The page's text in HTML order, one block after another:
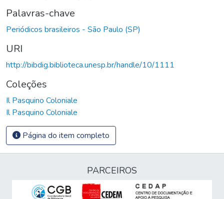
Palavras-chave
Periódicos brasileiros - São Paulo (SP)
URI
http://bibdig.biblioteca.unesp.br/handle/10/1111
Coleções
Il Pasquino Coloniale
Il Pasquino Coloniale
Página do item completo
PARCEIROS